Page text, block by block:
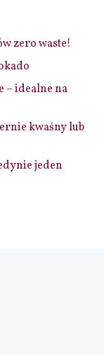
zero waste!
– idealne na
kwaśny lub
jeden